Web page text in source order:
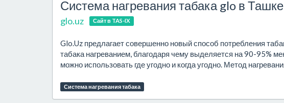
Система нагревания табака glo в
glo.uz Сайт в TAS-IX
Glo.Uz предлагает совершенно новый способ потребления
табака нагреванием, благодаря чему выделяется на 90-95%
можно использовать где угодно и когда угодно. Метод
Система нагревания табака